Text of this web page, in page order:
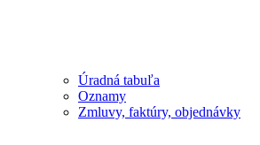
Úradná tabuľa
Oznamy
Zmluvy, faktúry, objednávky